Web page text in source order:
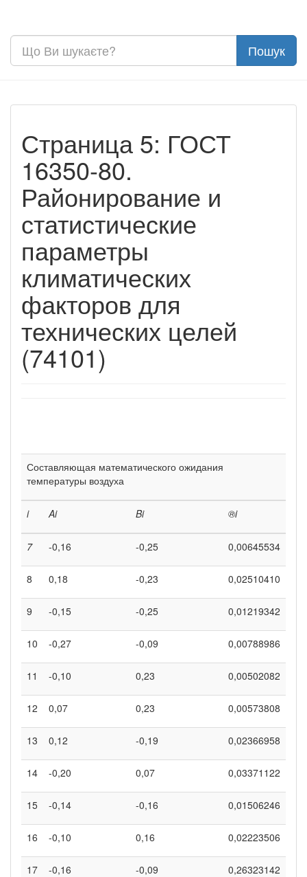
Страница 5: ГОСТ
16350-80.
Районирование и
статистические
параметры
климатических
факторов для
технических целей
(74101)
Составляющая математического ожидания
температуры воздуха
i Ai Bi ®i
7 -0,16 -0,25 0,00645534
8 0,18 -0,23 0,02510410
9 -0,15 -0,25 0,01219342
10 -0,27 -0,09 0,00788986
11 -0,10 0,23 0,00502082
12 0,07 0,23 0,00573808
13 0,12 -0,19 0,02366958
14 -0,20 0,07 0,03371122
15 -0,14 -0,16 0,01506246
16 -0,10 0,16 0,02223506
17 -0,16 -0,09 0,26323142